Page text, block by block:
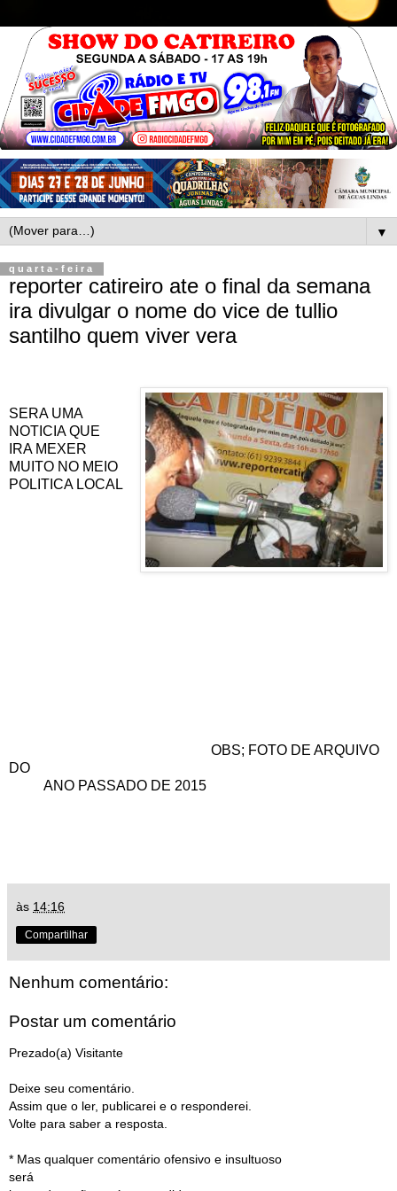
▼
quarta-feira
reporter catireiro ate o final da semana
ira divulgar o nome do vice de tullio
santilho quem viver vera
SERA UMA
NOTICIA QUE
IRA MEXER
MUITO NO MEIO
POLITICA LOCAL
OBS; FOTO DE ARQUIVO
DO
ANO PASSADO DE 2015
às 14:16
Compartilhar
Nenhum comentário:
Postar um comentário
Prezado(a) Visitante
Deixe seu comentário.
Assim que o ler, publicarei e o responderei.
Volte para saber a resposta.
* Mas qualquer comentário ofensivo e insultuoso
será